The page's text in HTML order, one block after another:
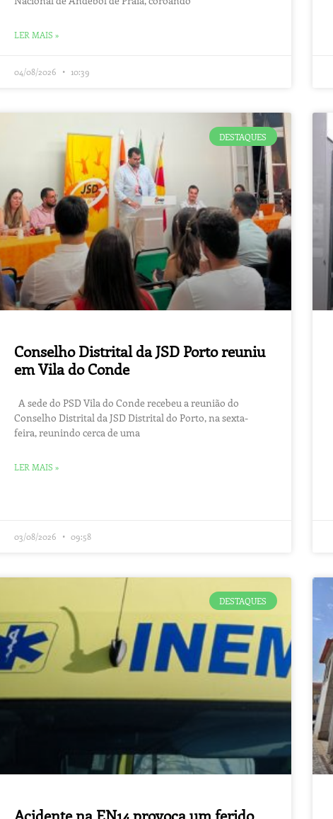
LER MAIS »
04/08/2026 10:39
DESTAQUES
Conselho Distrital da JSD Porto reuniu
em Vila do Conde
A sede do PSD Vila do Conde recebeu a reunião do
Conselho Distrital da JSD Distrital do Porto, na sexta-
feira, reunindo cerca de uma
LER MAIS »
03/08/2026 09:58
DESTAQUES
Acidente na EN14 provoca um ferido